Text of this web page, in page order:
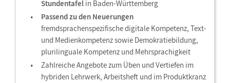
Stundentafel in Baden-Württemberg
Passend zu den Neuerungen
fremdsprachenspezifische digitale Kompetenz, Text-
und Medienkompetenz sowie Demokratiebildung,
plurilinguale Kompetenz und Mehrsprachigkeit
Zahlreiche Angebote zum Üben und Vertiefen im
hybriden Lehrwerk, Arbeitsheft und im Produktkranz